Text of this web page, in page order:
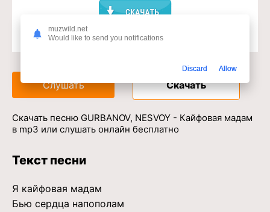
Доступ к музыкальному сервису
Слушать Скачать
Скачать песню GURBANOV, NESVOY - Кайфовая мадам
в mp3 или слушать онлайн бесплатно
Текст песни
Я кайфовая мадам
Бью сердца напополам
muzwild.net
Would like to send you notifications
Discard Allow